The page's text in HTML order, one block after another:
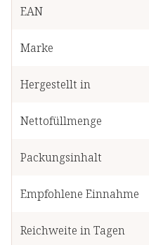
EAN
Marke
Hergestellt in
Nettofüllmenge
Packungsinhalt
Empfohlene Einnahme
Reichweite in Tagen